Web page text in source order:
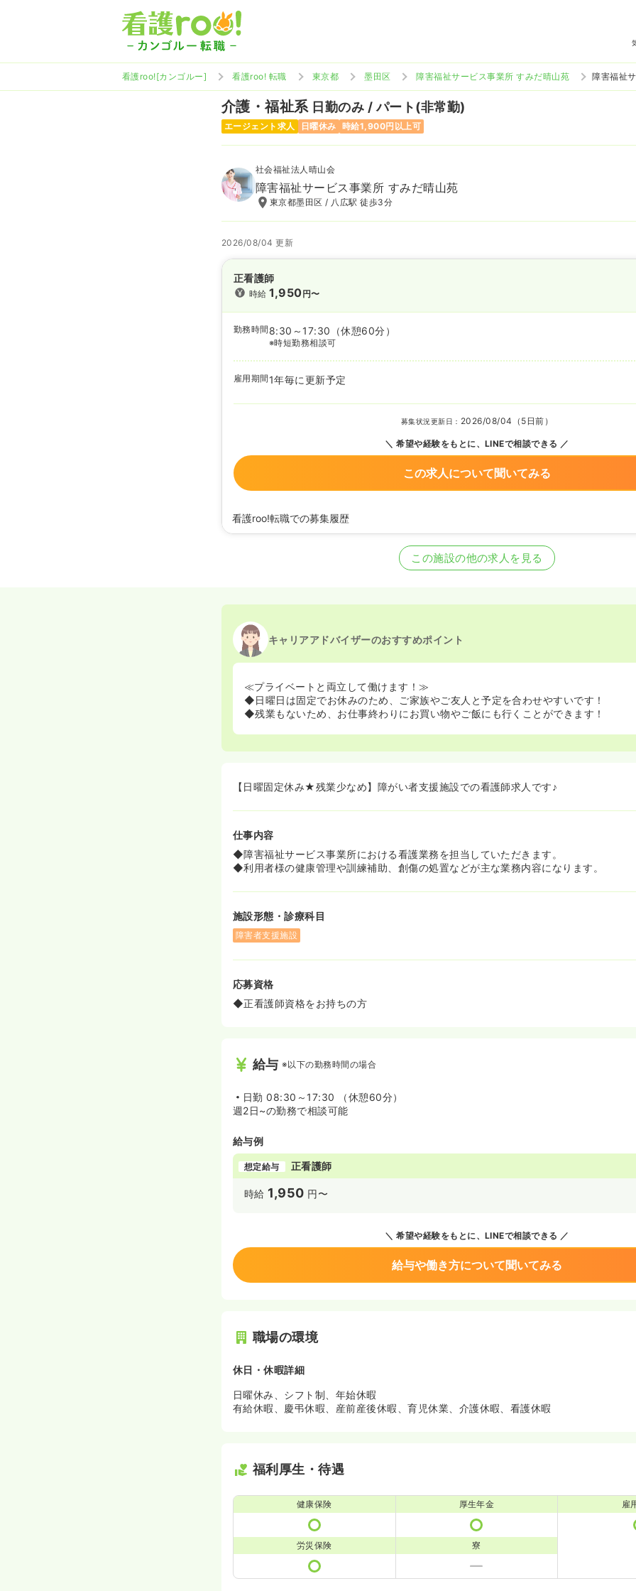
看護roo![カンゴルー] 看護roo! 転職 東京都 墨田区 障害福祉サービス事業所 すみだ晴山苑 障害福祉
介護・福祉系 日勤のみ / パート(非常勤)
エージェント求人 日曜休み 時給1,900円以上可
社会福祉法人晴山会
障害福祉サービス事業所 すみだ晴山苑
東京都墨田区 / 八広駅 徒歩3分
2026/08/04 更新
正看護師
時給1,950円〜
勤務時間 8:30～17:30 （休憩60分）
※時短勤務相談可
雇用期間 1年毎に更新予定
募集状況更新日： 2026/08/04（5日前）
希望や経験をもとに、LINEで相談できる
この求人について聞いてみる
看護roo!転職での募集履歴
この施設の他の求人を見る
キャリアアドバイザーのおすすめポイント
≪プライベートと両立して働けます！≫
◆日曜日は固定でお休みのため、ご家族やご友人と予定を合わせやすいです！
◆残業もないため、お仕事終わりにお買い物やご飯にも行くことができます！
【日曜固定休み★残業少なめ】障がい者支援施設での看護師求人です♪
仕事内容
◆障害福祉サービス事業所における看護業務を担当していただきます。
◆利用者様の健康管理や訓練補助、創傷の処置などが主な業務内容になります。
施設形態・診療科目
障害者支援施設
応募資格
◆正看護師資格をお持ちの方
給与 ※以下の勤務時間の場合
日勤 08:30～17:30 （休憩60分）
週2日~の勤務で相談可能
給与例
想定給与 正看護師
時給 1,950 円〜
希望や経験をもとに、LINEで相談できる
給与や働き方について聞いてみる
職場の環境
休日・休暇詳細
日曜休み、シフト制、年始休暇
有給休暇、慶弔休暇、産前産後休暇、育児休業、介護休暇、看護休暇
福利厚生・待遇
健康保険 厚生年金 雇
労災保険 寮